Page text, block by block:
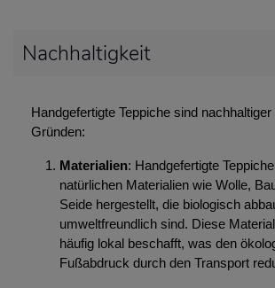
Nachhaltigkeit
Handgefertigte Teppiche sind
Gründen:
Materialien: Handgefertigte
natürlichen Materialien wie Wolle,
Seide hergestellt, die biologisch
umweltfreundlich sind. Diese
häufig lokal beschafft, was den
Fußabdruck durch den Transport